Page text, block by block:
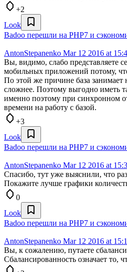
+2
Look
Badoo перешли на PHP7 и
AntonStepanenko Mar 12 2016 at
Вы, видимо, слабо представляете
мобильных приложений потому,
По этой же причине база
сложнее. Поэтому выгодно иметь
именно поэтому при синхронном
времени на работу с базой.
+3
Look
Badoo перешли на PHP7 и
AntonStepanenko Mar 12 2016 at
Спасибо, тут уже выяснили, что
Покажите лучше графики
0
Look
Badoo перешли на PHP7 и
AntonStepanenko Mar 12 2016 at
Вы, к сожалению, путаете
Сбалансированность означает то,